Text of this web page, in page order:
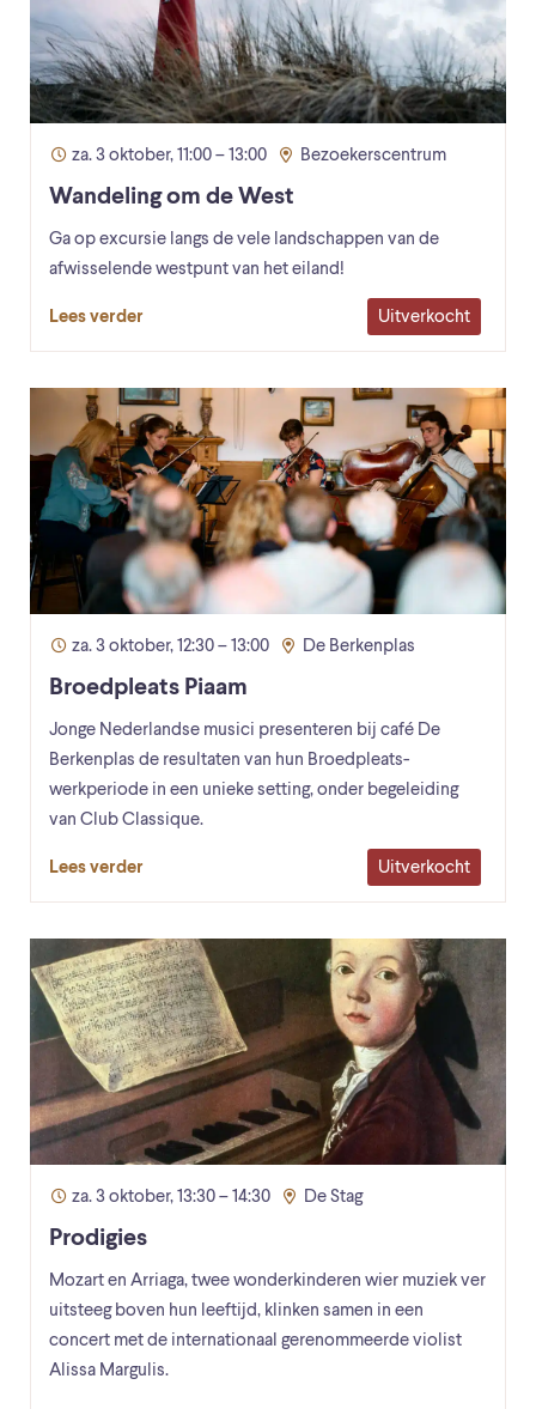
za. 3 oktober, 11:00 – 13:00 Bezoekerscentrum
Wandeling om de West
Ga op excursie langs de vele landschappen van de
afwisselende westpunt van het eiland!
Lees verder Uitverkocht
za. 3 oktober, 12:30 – 13:00 De Berkenplas
Broedpleats Piaam
Jonge Nederlandse musici presenteren bij café De
Berkenplas de resultaten van hun Broedpleats-
werkperiode in een unieke setting, onder begeleiding
van Club Classique.
Lees verder Uitverkocht
za. 3 oktober, 13:30 – 14:30 De Stag
Prodigies
Mozart en Arriaga, twee wonderkinderen wier muziek ver
uitsteeg boven hun leeftijd, klinken samen in een
concert met de internationaal gerenommeerde violist
Alissa Margulis.